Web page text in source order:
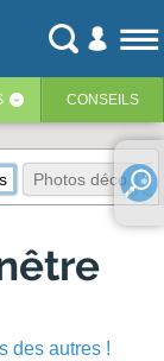
‹ CONSEILS
Photos déco
des autres !